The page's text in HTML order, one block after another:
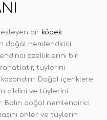
bir köpek
doğal nemlendirici
özelliklerini bir
, tüylerini
Doğal içeriklere
cildini ve tüylerini
Balın doğal nemlendirici
önler ve tüylerin